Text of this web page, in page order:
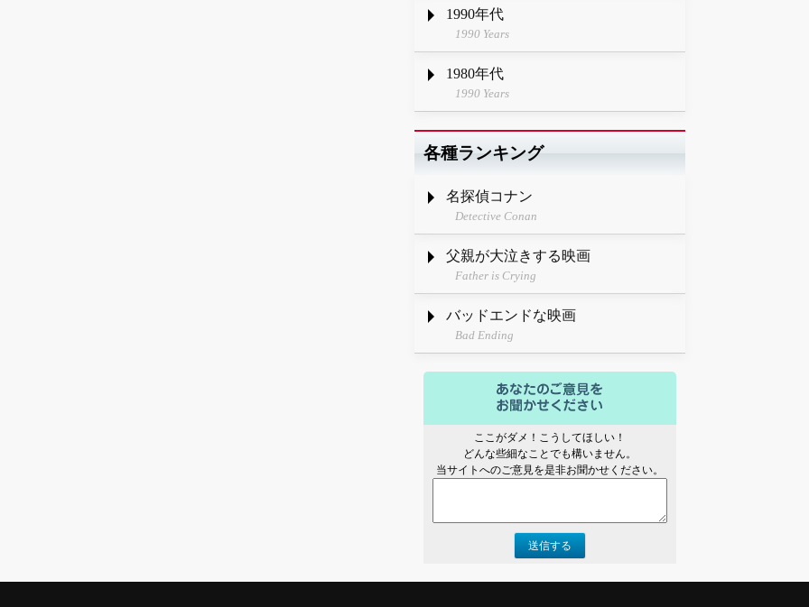
1990年代
1990 Years
1980年代
1990 Years
各種ランキング
名探偵コナン
Detective Conan
父親が大泣きする映画
Father is Crying
バッドエンドな映画
Bad Ending
ここがダメ！こうしてほしい！
どんな些細なことでも構いません。
当サイトへのご意見を是非お聞かせください。
送信する